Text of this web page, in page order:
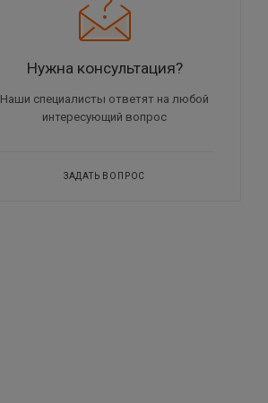
Нужна консультация?
Наши специалисты ответят на любой
интересующий вопрос
ЗАДАТЬ ВОПРОС